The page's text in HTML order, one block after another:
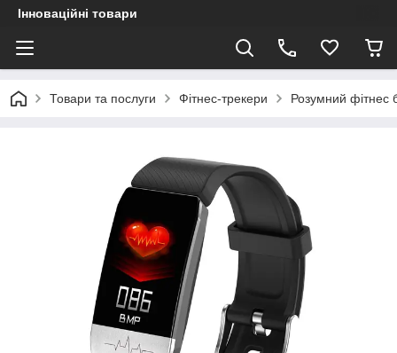
Інноваційні товари
Товари та послуги Фітнес-трекери Розумний фітнес